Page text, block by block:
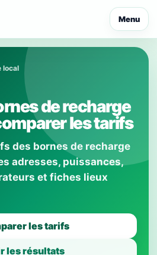
Menu
local
de recharge
les tarifs
des bornes de recharge
adresses, puissances,
et fiches lieux
les tarifs
les résultats